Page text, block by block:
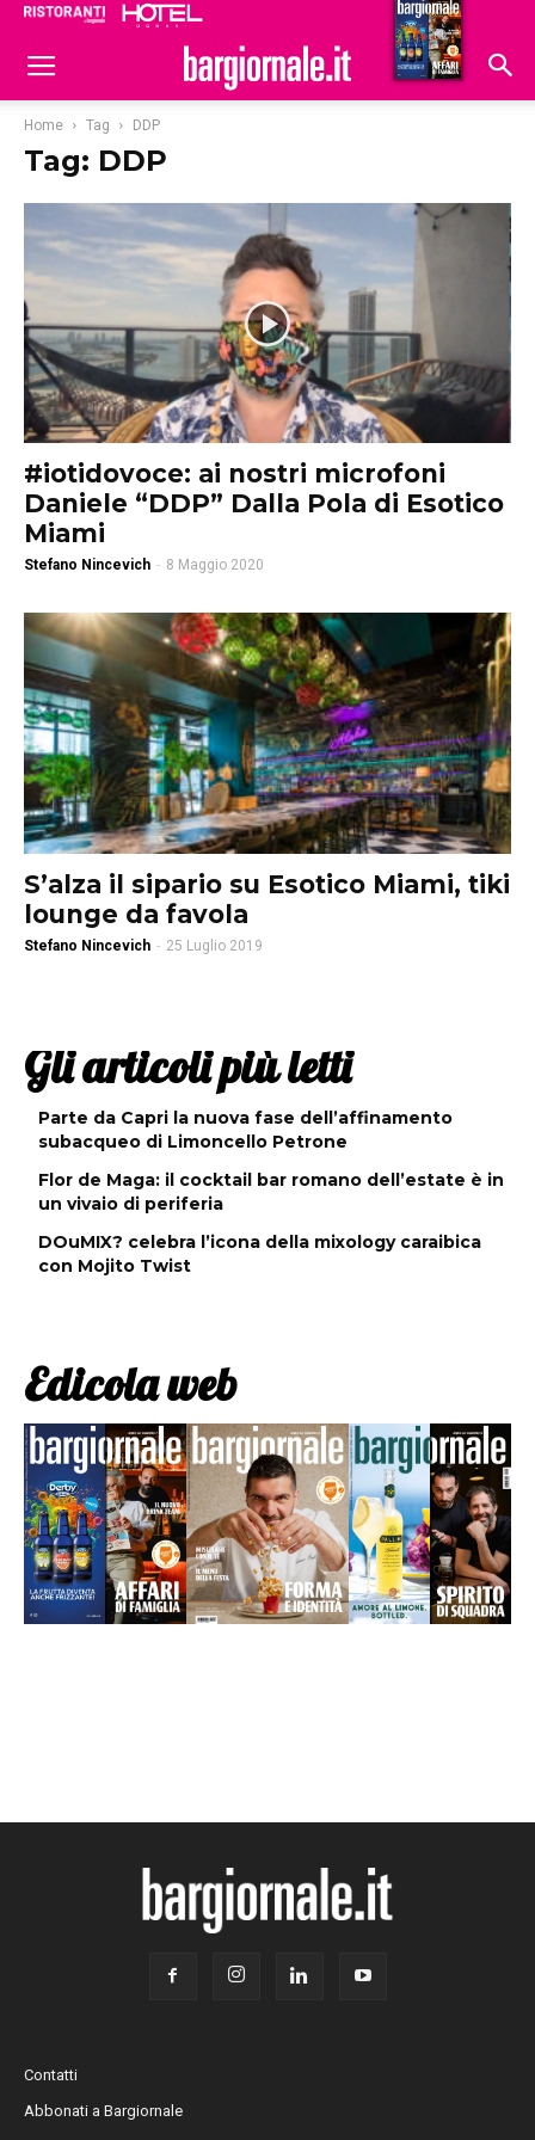
Hoteldomani
Home Tag DDP
Tag: DDP
#iotidovoce: ai nostri microfoni
Daniele “DDP” Dalla Pola di Esotico
Miami
Stefano Nincevich - 8 Maggio 2020
S’alza il sipario su Esotico Miami, tiki
lounge da favola
Stefano Nincevich - 25 Luglio 2019
Gli articoli più letti
Parte da Capri la nuova fase dell’affinamento
subacqueo di Limoncello Petrone
Flor de Maga: il cocktail bar romano dell’estate è in
un vivaio di periferia
DOuMIX? celebra l’icona della mixology caraibica
con Mojito Twist
Edicola web
Contatti
Abbonati a Bargiornale